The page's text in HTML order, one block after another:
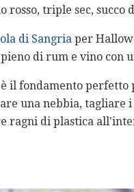
rosso, triple sec, succo
di Sangria per
di rum e vino con
è il fondamento
una nebbia,
ragni di plastica